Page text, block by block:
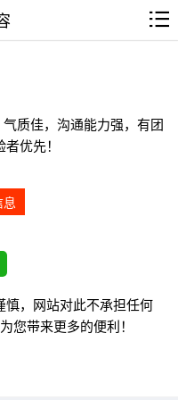
质佳，沟通能力强，有团
优先！
，网站对此不承担任何
您带来更多的便利！